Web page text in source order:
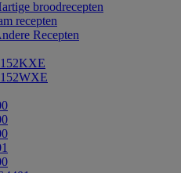
broodrecepten
recepten
Recepten